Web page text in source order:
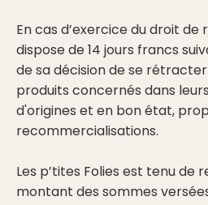
En cas d’exercice du droit
dispose de 14 jours francs
de sa décision de se
produits concernés dans
d'origines et en bon état,
recommercialisations.
Les p’tites Folies est tenu de
montant des sommes